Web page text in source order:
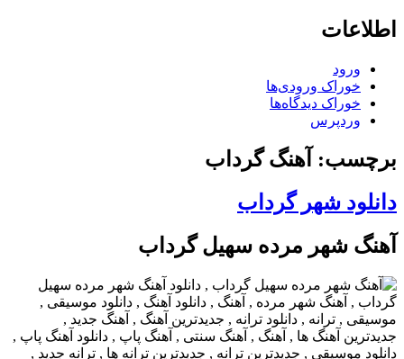
اطلاعات
ورود
خوراک ورودی‌ها
خوراک دیدگاه‌ها
وردپرس
برچسب: آهنگ گرداب
دانلود شهر گرداب
آهنگ شهر مرده سهیل گرداب